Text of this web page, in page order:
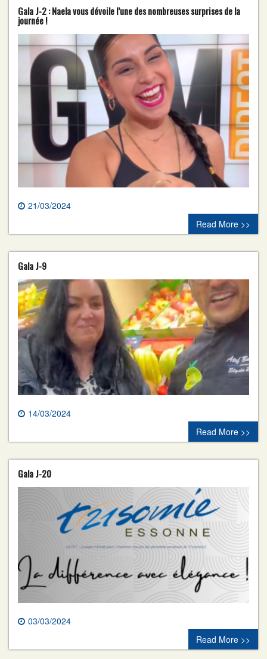
Gala J-2 : Naela vous dévoile l’une des nombreuses surprises de la
journée !
21/03/2024
0 comment
Read More >>
Gala J-9
14/03/2024
0 comment
Read More >>
Gala J-20
03/03/2024
0 comment
Read More >>